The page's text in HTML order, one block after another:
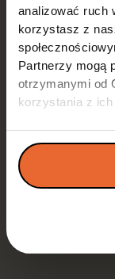
analizować ruch
korzystasz z
Partnerzy mogą
otrzymanymi od
korzystania z ich
Media
Audyt i
Strategia
Stworzenie
Strategia